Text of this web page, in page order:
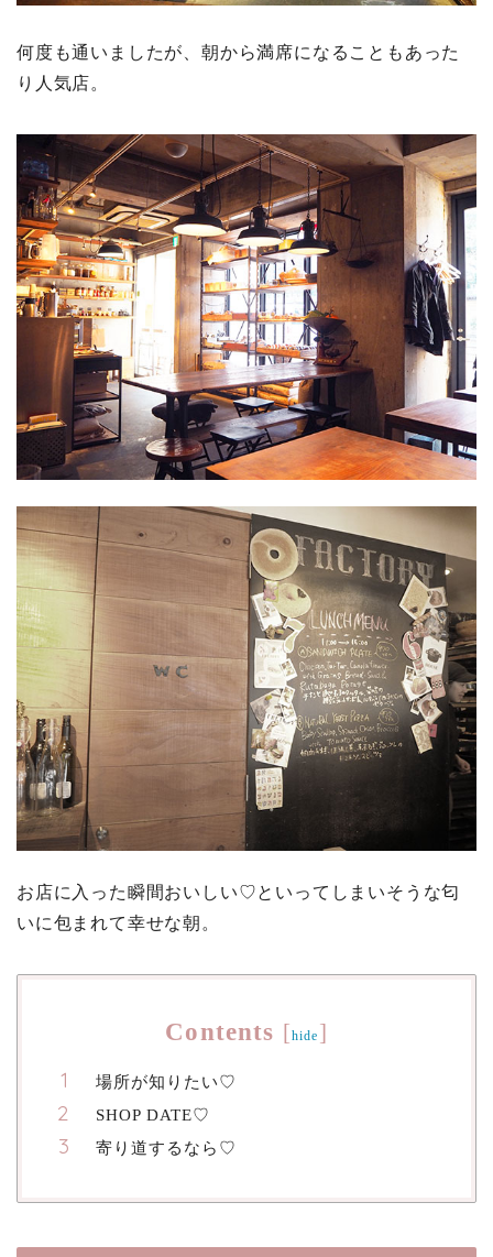
何度も通いましたが、朝から満席になることもあった
り人気店。
お店に入った瞬間おいしい♡といってしまいそうな匂
いに包まれて幸せな朝。
Contents [hide ]
場所が知りたい♡
SHOP DATE♡
寄り道するなら♡